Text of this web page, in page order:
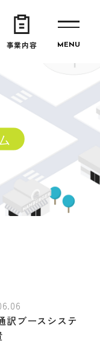
事業内容
訳ブースシステ